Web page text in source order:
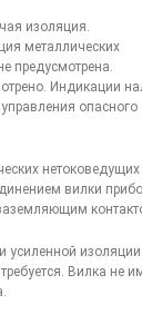
изоляция.
металлических
предусмотрена.
Индикации
опасного
нетоковедущих
вилки
усиленной изоляции.
Вилка не